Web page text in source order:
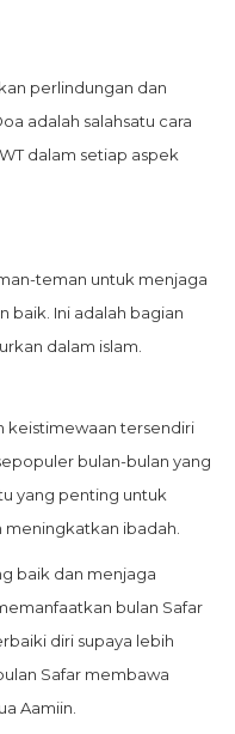
perlindungan dan
adalah salahsatu cara
dalam setiap aspek
teman untuk menjaga
baik. Ini adalah bagian
dalam islam.
tersendiri
bulan-bulan yang
yang penting untuk
ibadah.
baik dan menjaga
bulan Safar
diri supaya lebih
Safar membawa
Aamiin.